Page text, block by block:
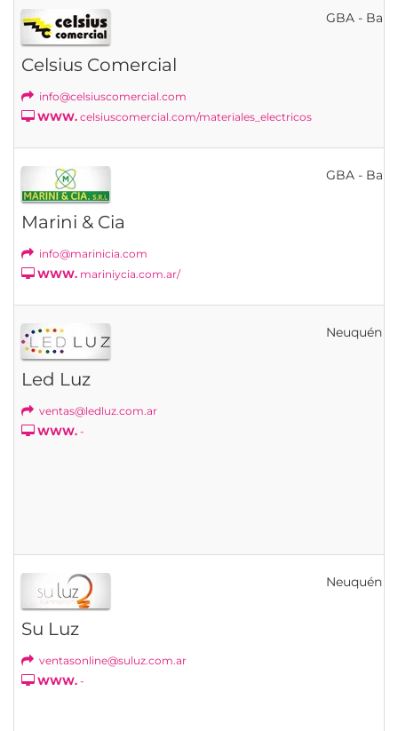
Celsius Comercial
info@celsiuscomercial.com
WWW. celsiuscomercial.com/materiales_electricos
GBA -
Marini & Cia
info@marinicia.com
WWW. mariniycia.com.ar/
GBA -
Led Luz
ventas@ledluz.com.ar
WWW. -
Neuquén
Su Luz
ventasonline@suluz.com.ar
WWW. -
Neuquén